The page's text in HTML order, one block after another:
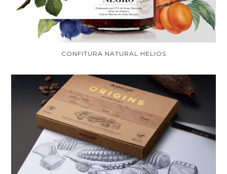
CONFITURA NATURAL HELIOS